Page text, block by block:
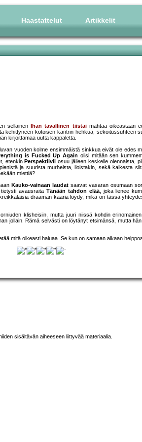
Haastattelut Artikkelit
sellainen
Ihan tavallinen tiistaimahtaa oikeastaan
kehittyneen kotoisen kantrin hehkua, sekoitussuhteen
kirjoittamaa uutta kappaletta.
vuoden kolme ensimmäistä sinkkua eivät ole edes
is Fucked Up Again olisi mitään sen
etenkin Perspektiivii osuu jälleen keskelle olennaista,
ja suurista murheista, iloistakin, sekä kaikesta
miettiä?
Kauko-vainaan laudatsaavat vasaran osumaan
avausraita Tänään tahdon elää, joka lienee
draaman kaaria löydy, mikä on tässä
klisheisiin, mutta juuri niissä kohdin
jollain. Rämä selvästi on löytänyt etsimänsä, mutta
mitä oikeasti haluaa. Se kun on samaan aikaan
sisältävän aiheeseen liittyvää materiaalia.